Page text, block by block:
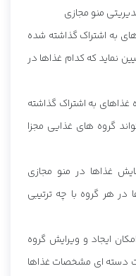
منو مجازی
به اشتراک گذاشته شده
نماید که کدام غذاها در
به اشتراک گذاشته
گروه های غذایی مجزا
غذاها در منو مجازی
در هر گروه با چه ترتیبی
ایجاد و ویرایش گروه
دسته ای مشخصات غذاها